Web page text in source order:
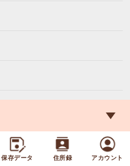
保存データ 住所録 アカウント